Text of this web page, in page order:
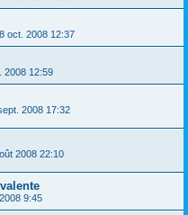
oct. 2008 12:37
2008 12:59
2008 17:32
2008 22:10
9:45